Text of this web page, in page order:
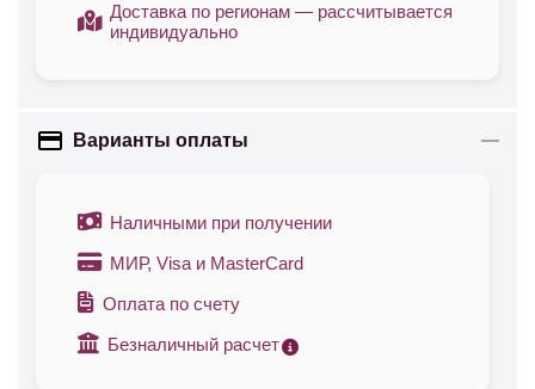
Доставка по регионам — рассчитывается
индивидуально
Варианты оплаты
Наличными при получении
МИР, Visa и MasterCard
Оплата по счету
Безналичный расчет